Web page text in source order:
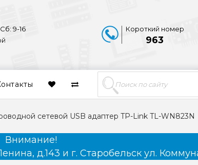
Короткий номер
963
9-16
сетевой USB адаптер TP-Link TL-WN823N
Внимание!
д.143 и г. Старобельск ул.